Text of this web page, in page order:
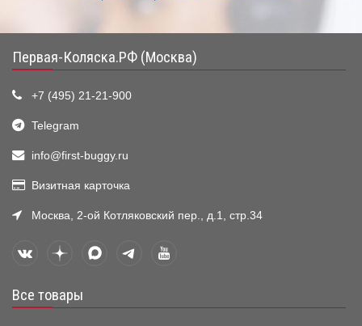
Первая-Коляска.РФ (Москва)
+7 (495) 21-21-900
Telegram
info@first-buggy.ru
Визитная карточка
Москва, 2-ой Котляковский пер., д.1, стр.34
Все товары